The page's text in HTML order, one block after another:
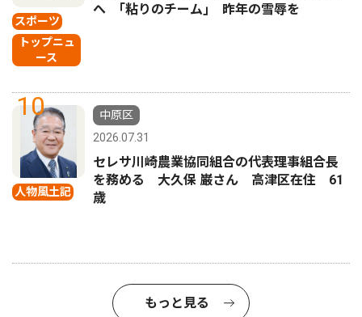
スポーツ
トップニュ
ース
へ ｢粘りのチーム｣ 昨年の雪辱を
10
人物風土記
中原区
2026.07.31
セレサ川崎農業協同組合の代表理事組合長
を務める 大久保 巌さん 高津区在住 61
歳
もっと見る